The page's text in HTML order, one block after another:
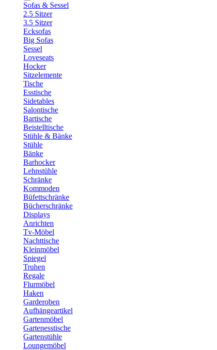
Sofas & Sessel
2.5 Sitzer
3.5 Sitzer
Ecksofas
Big Sofas
Sessel
Loveseats
Hocker
Sitzelemente
Tische
Esstische
Sidetables
Salontische
Bartische
Beistelltische
Stühle & Bänke
Stühle
Bänke
Barhocker
Lehnstühle
Schränke
Kommoden
Büfettschränke
Bücherschränke
Displays
Anrichten
Tv-Möbel
Nachttische
Kleinmöbel
Spiegel
Truhen
Regale
Flurmöbel
Haken
Garderoben
Aufhängeartikel
Gartenmöbel
Gartenesstische
Gartenstühle
Loungemöbel